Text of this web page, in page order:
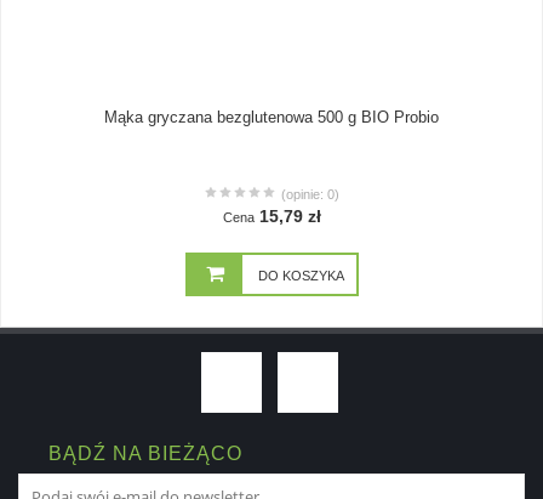
Mąka gryczana bezglutenowa 500 g BIO Probio
(opinie: 0)
Cena 15,79 zł
DO KOSZYKA
BĄDŹ NA BIEŻĄCO